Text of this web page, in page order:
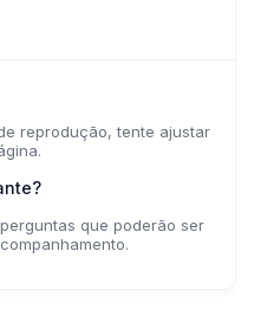
reprodução, tente ajustar
que poderão ser